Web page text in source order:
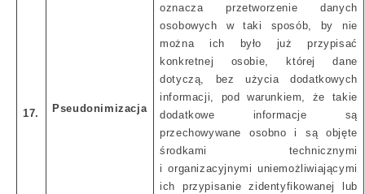
17. Pseudonimizacja
oznacza przetworzenie danych
osobowych w taki sposób, by nie
można ich było już przypisać
konkretnej osobie, której dane
dotyczą, bez użycia dodatkowych
informacji, pod warunkiem, że takie
dodatkowe informacje są
przechowywane osobno i są objęte
środkami technicznymi
i organizacyjnymi uniemożliwiającymi
ich przypisanie zidentyfikowanej lub